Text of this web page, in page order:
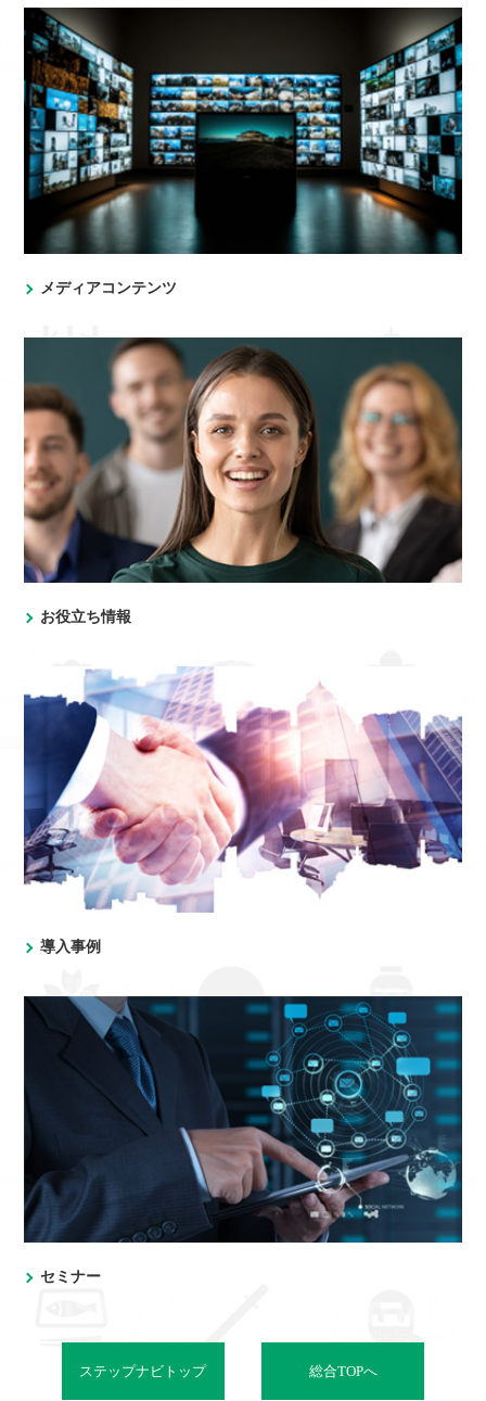
メディアコンテンツ
お役立ち情報
導入事例
セミナー
ステップナビトップ 総合TOPへ